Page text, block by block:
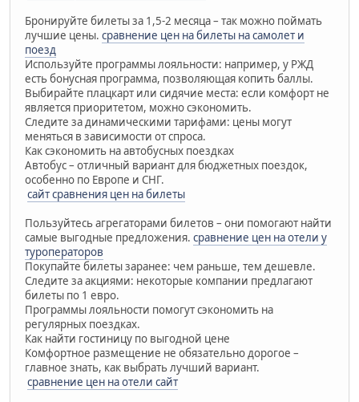
Бронируйте билеты за 1,5-2 месяца – так можно поймать
лучшие цены. сравнение цен на билеты на самолет и
поезд
Используйте программы лояльности: например, у РЖД
есть бонусная программа, позволяющая копить баллы.
Выбирайте плацкарт или сидячие места: если комфорт не
является приоритетом, можно сэкономить.
Следите за динамическими тарифами: цены могут
меняться в зависимости от спроса.
Как сэкономить на автобусных поездках
Автобус – отличный вариант для бюджетных поездок,
особенно по Европе и СНГ.
сайт сравнения цен на билеты
Пользуйтесь агрегаторами билетов – они помогают найти
самые выгодные предложения. сравнение цен на отели у
туроператоров
Покупайте билеты заранее: чем раньше, тем дешевле.
Следите за акциями: некоторые компании предлагают
билеты по 1 евро.
Программы лояльности помогут сэкономить на
регулярных поездках.
Как найти гостиницу по выгодной цене
Комфортное размещение не обязательно дорогое –
главное знать, как выбрать лучший вариант.
сравнение цен на отели сайт